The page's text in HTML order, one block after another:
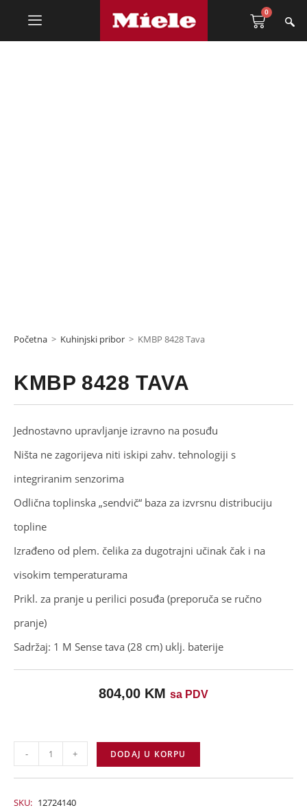
0
Početna > Kuhinjski pribor > KMBP 8428 Tava
KMBP 8428 TAVA
Jednostavno upravljanje izravno na posuđu
Ništa ne zagorijeva niti iskipi zahv. tehnologiji s
integriranim senzorima
Odlična toplinska „sendvič“ baza za izvrsnu distribuciju
topline
Izrađeno od plem. čelika za dugotrajni učinak čak i na
visokim temperaturama
Prikl. za pranje u perilici posuđa (preporuča se ručno
pranje)
Sadržaj: 1 M Sense tava (28 cm) uklj. baterije
804,00 KM sa PDV
- + DODAJ U KORPU
SKU: 12724140